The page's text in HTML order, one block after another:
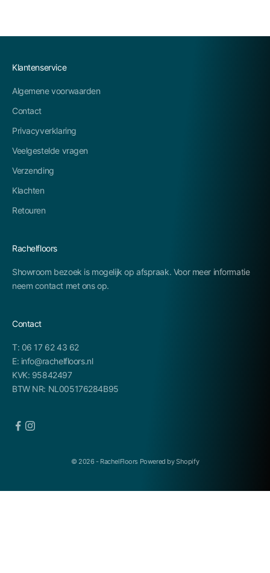
Klantenservice
Algemene voorwaarden
Contact
Privacyverklaring
Veelgestelde vragen
Verzending
Klachten
Retouren
Rachelfloors
Showroom bezoek is mogelijk op afspraak. Voor meer informatie
neem contact met ons op.
Contact
T: 06 17 62 43 62
E: info@rachelfloors.nl
KVK: 95842497
BTW NR: NL005176284B95
© 2026 - RachelFloors Powered by Shopify